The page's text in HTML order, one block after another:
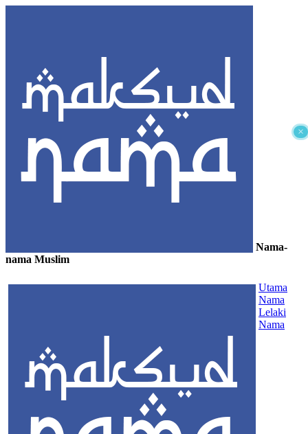
×
Nama-
nama Muslim
Utama
Nama
Lelaki
Nama